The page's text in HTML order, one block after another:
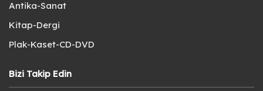
Antika-Sanat
Kitap-Dergi
Plak-Kaset-CD-DVD
Bizi Takip Edin